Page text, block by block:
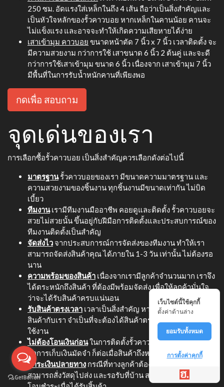
250 ซม. อัดแรงใส่เหล็กในถึง 4 เส้น ถือว่าเป็นสิ่งสำคัญและ
เป็นหัวใจหลักของรั้วคาวบอย หากเหล็กในคานน้อย คานจะ
ไม่แข็งแรง และอาจจะทำให้เกิดความเสียหายได้ง่าย
เสาเข้ามุม คาวบอย ขนาดหน้าตัด 7 นิ้ว x 7 นิ้ว เวลาติดตั้ง จะ
มีความสวยงาม กว่าการใช้ เสาขนาด 6 นิ้ว 2 ต้นคู่ และจะดี
กว่าการใช้เสาเข้ามุม ขนาด 6 นิ้ว เนื่องจาก เสาเข้ามุม 7 นิ้ว
มีพื้นที่ในการรับน้ำหนักคานที่เพียงพอ
กดเพื่อ สอบถาม
จุดเด่นของเรา
การเลือกซื้อรั้วคาวบอย เป็นสิ่งสำคัญควรเลือกดังต่อไปนี้
มาตรฐานรั้วคาวบอยของเรา มีขนาดความมาตรฐาน และ
ความสวยงามของชิ้นงาน ทุกชิ้นงานมีขนาดเท่ากัน ไม่บิด
เบี้ยว
ทีมงานเรามีทีมงานมืออาชีพ คอยดูและติดตั้ง รั้วคาวบอยจะ
สวยไม่สวยนั้น ขึ้นอยู่กับฝีมือการติดตั้งและประสบการณ์ของ
ทีมงานติดตั้งเป็นสำคัญ
จัดส่งไว จากประสบการณ์การจัดส่งของทีมงาน ทำให้เรา
สามารถจัดส่งสินค้าคุณ ได้ภายใน 1-3 วัน เท่านั้น ไม่ต้องรอ
นาน
ความพร้อมของสินค้า เนื่องจากเรามีลูกค้าจำนวนมาก เราจึง
ได้ตระหนักถึงสินค้า ที่ต้องมีพร้อมจัดส่ง เพื่อให้ลูกค้ามั่นใจ
ว่าจะได้รับสินค้าครบแน่นอน
รับสินค้าตรงเวลา เวลาเป็นสิ่งสำคัญ หากลูกค้า ทำการสั่ง
สินค้ากับเรา จำเป็นที่จะต้องได้สินค้าตรงตามเวลา เพื่อให้ทัน
ใช้งาน
ไม่ต้องโอนเงินก่อนในการติดตั้งรั้วคาวบอยนั้น ทางเราจะ
ทำการเก็บเงินมัดจำ ก็ต่อเมื่อสินค้าถึงหน้างานแล้วเท่านั้น
ชำระเงินปลายทาง กรณีที่ทางลูกค้าต้องการติดตั้งเอง
สามารถสั่งวัสดุไปส่ง และรอรับที่บ้าน สามารถจ่ายเงินหรือ
เว็บไซต์นี้ใช้คุกกี้
ตั้งค่าด้านล่าง
ยอมรับทั้งหมด
การตั้งค่าคุกกี้